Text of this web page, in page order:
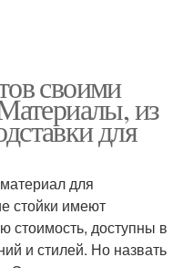
своими
из
для
для
стойки имеют
стоимость, доступны в
и стилей. Но назвать